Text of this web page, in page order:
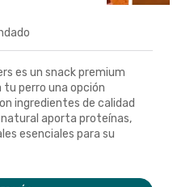
es un snack premium
tu perro una opción
ingredientes de calidad
aporta proteínas,
esenciales para su